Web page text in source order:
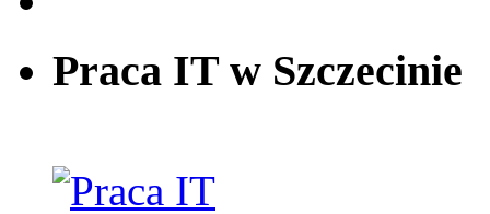
Praca IT w Szczecinie